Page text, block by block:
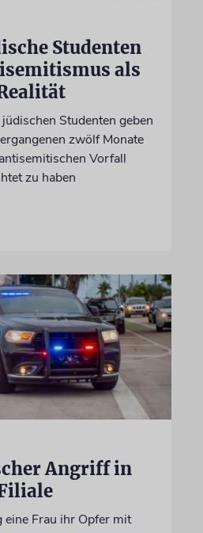
Studenten
als
Studenten geben
zwölf Monate
Vorfall
zu haben
Angriff in
eine Frau ihr Opfer mit